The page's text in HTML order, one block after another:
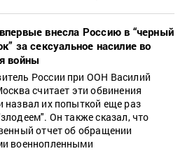
внесла Россию в “черный
за сексуальное насилие во
войны
России при ООН Василий
считает эти обвинения
назвал их попыткой еще раз
Он также сказал, что
отчет об обращении
военнопленными